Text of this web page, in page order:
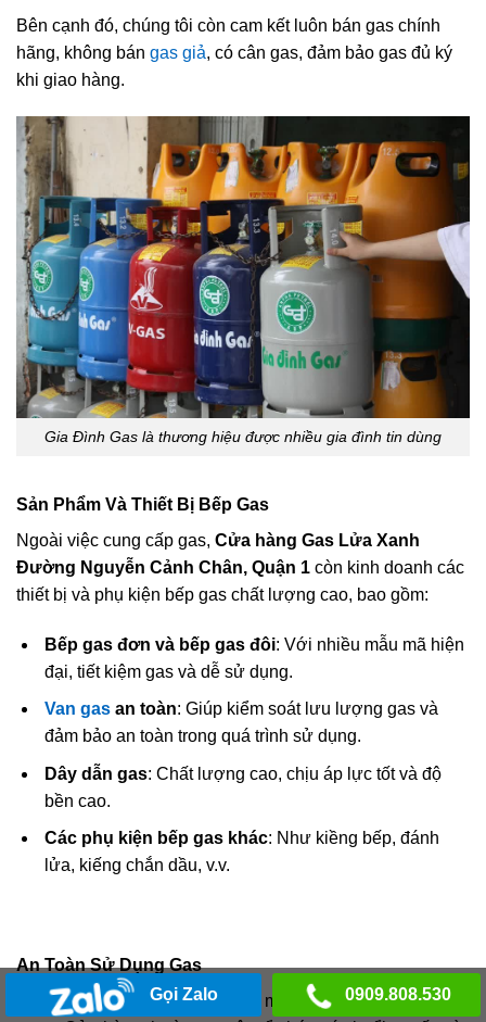
Bên cạnh đó, chúng tôi còn cam kết luôn bán gas chính
hãng, không bán gas giả, có cân gas, đảm bảo gas đủ ký
khi giao hàng.
Gia Đình Gas là thương hiệu được nhiều gia đình tin dùng
Sản Phẩm Và Thiết Bị Bếp Gas
Ngoài việc cung cấp gas, Cửa hàng Gas Lửa Xanh
Đường Nguyễn Cảnh Chân, Quận 1 còn kinh doanh các
thiết bị và phụ kiện bếp gas chất lượng cao, bao gồm:
Bếp gas đơn và bếp gas đôi: Với nhiều mẫu mã hiện
đại, tiết kiệm gas và dễ sử dụng.
Van gasan toàn: Giúp kiểm soát lưu lượng gas và
đảm bảo an toàn trong quá trình sử dụng.
Dây dẫn gas: Chất lượng cao, chịu áp lực tốt và độ
bền cao.
Các phụ kiện bếp gas khác: Như kiềng bếp, đánh
lửa, kiếng chắn dầu, v.v.
An Toàn Sử Dụng Gas
An toàn luôn là yếu tố hàng đầu mà
Gas Lửa Xanhchú
Gọi Zalo 0909.808.530